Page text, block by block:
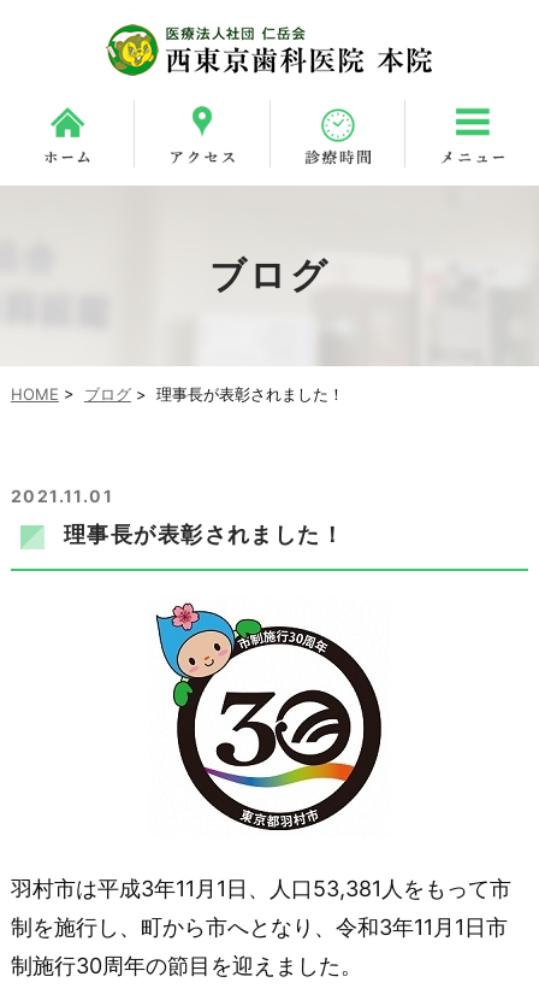
ブログ
HOME > ブログ> 理事長が表彰されました！
2021.11.01
理事長が表彰されました！
羽村市は平成3年11月1日、人口53,381人をもって市
制を施行し、町から市へとなり、令和3年11月1日市
制施行30周年の節目を迎えました。